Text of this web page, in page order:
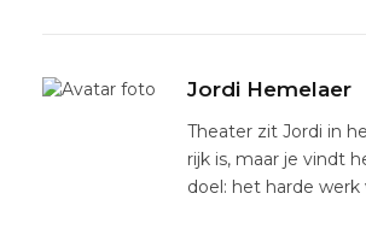
Jordi Hemelaer
Theater zit Jordi in
rijk is, maar je vindt
doel: het harde